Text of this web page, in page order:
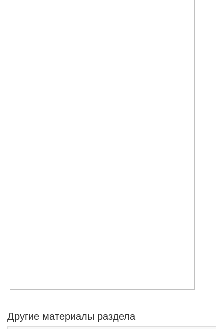
Другие материалы раздела